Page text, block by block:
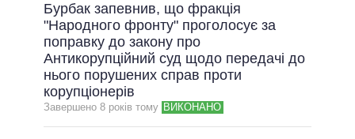
Бурбак запевнив, що фракція
"Народного фронту" проголосує за
поправку до закону про
Антикорупційний суд щодо передачі до
нього порушених справ проти
корупціонерів
Завершено 8 рокiв тому ВИКОНАНО